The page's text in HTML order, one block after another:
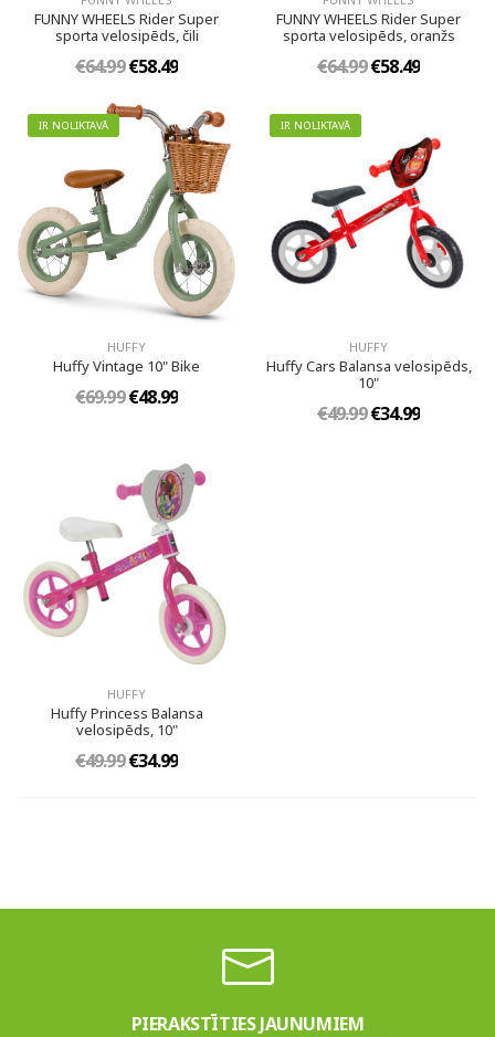
FUNNY WHEELS Rider Super
sporta velosipēds, čili
€64.99€58.49
FUNNY WHEELS Rider Super
sporta velosipēds, oranžs
€64.99€58.49
IR NOLIKTAVĀ
HUFFY
Huffy Vintage 10" Bike
€69.99€48.99
IR NOLIKTAVĀ
HUFFY
Huffy Cars Balansa velosipēds,
10"
€49.99€34.99
HUFFY
Huffy Princess Balansa
velosipēds, 10"
€49.99€34.99
PIERAKSTĪTIES JAUNUMIEM